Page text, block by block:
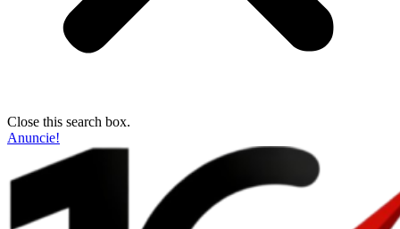
Close this search box.
Anuncie!